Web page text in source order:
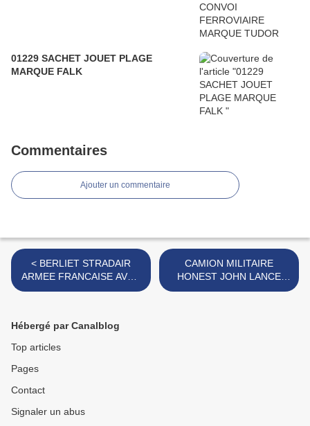
01229 SACHET JOUET PLAGE
MARQUE FALK
Commentaires
Ajouter un commentaire
< BERLIET STRADAIR
ARMEE FRANCAISE AVEC
CANON MARQUE
CAMION MILITAIRE
HONEST JOHN LANCE
MISSILE SOL-SOL
Hébergé par Canalblog
Top articles
Pages
Contact
Signaler un abus